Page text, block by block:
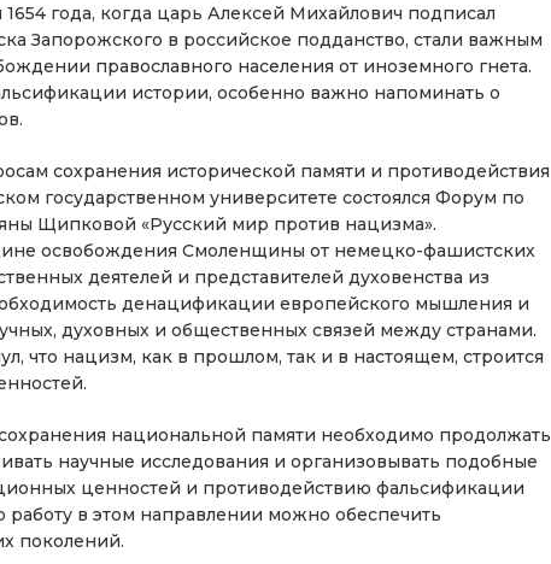
года, когда царь Алексей Михайлович подписал
Запорожского в российское подданство, стали важным
православного населения от иноземного гнета.
истории, особенно важно напоминать о
сохранения исторической памяти и противодействия
государственном университете состоялся Форум по
Щипковой «Русский мир против нацизма».
освобождения Смоленщины от немецко-фашистских
деятелей и представителей духовенства из
денацификации европейского мышления и
духовных и общественных связей между странами.
что нацизм, как в прошлом, так и в настоящем, строится
национальной памяти необходимо продолжать
научные исследования и организовывать подобные
ценностей и противодействию фальсификации
работу в этом направлении можно обеспечить
поколений.